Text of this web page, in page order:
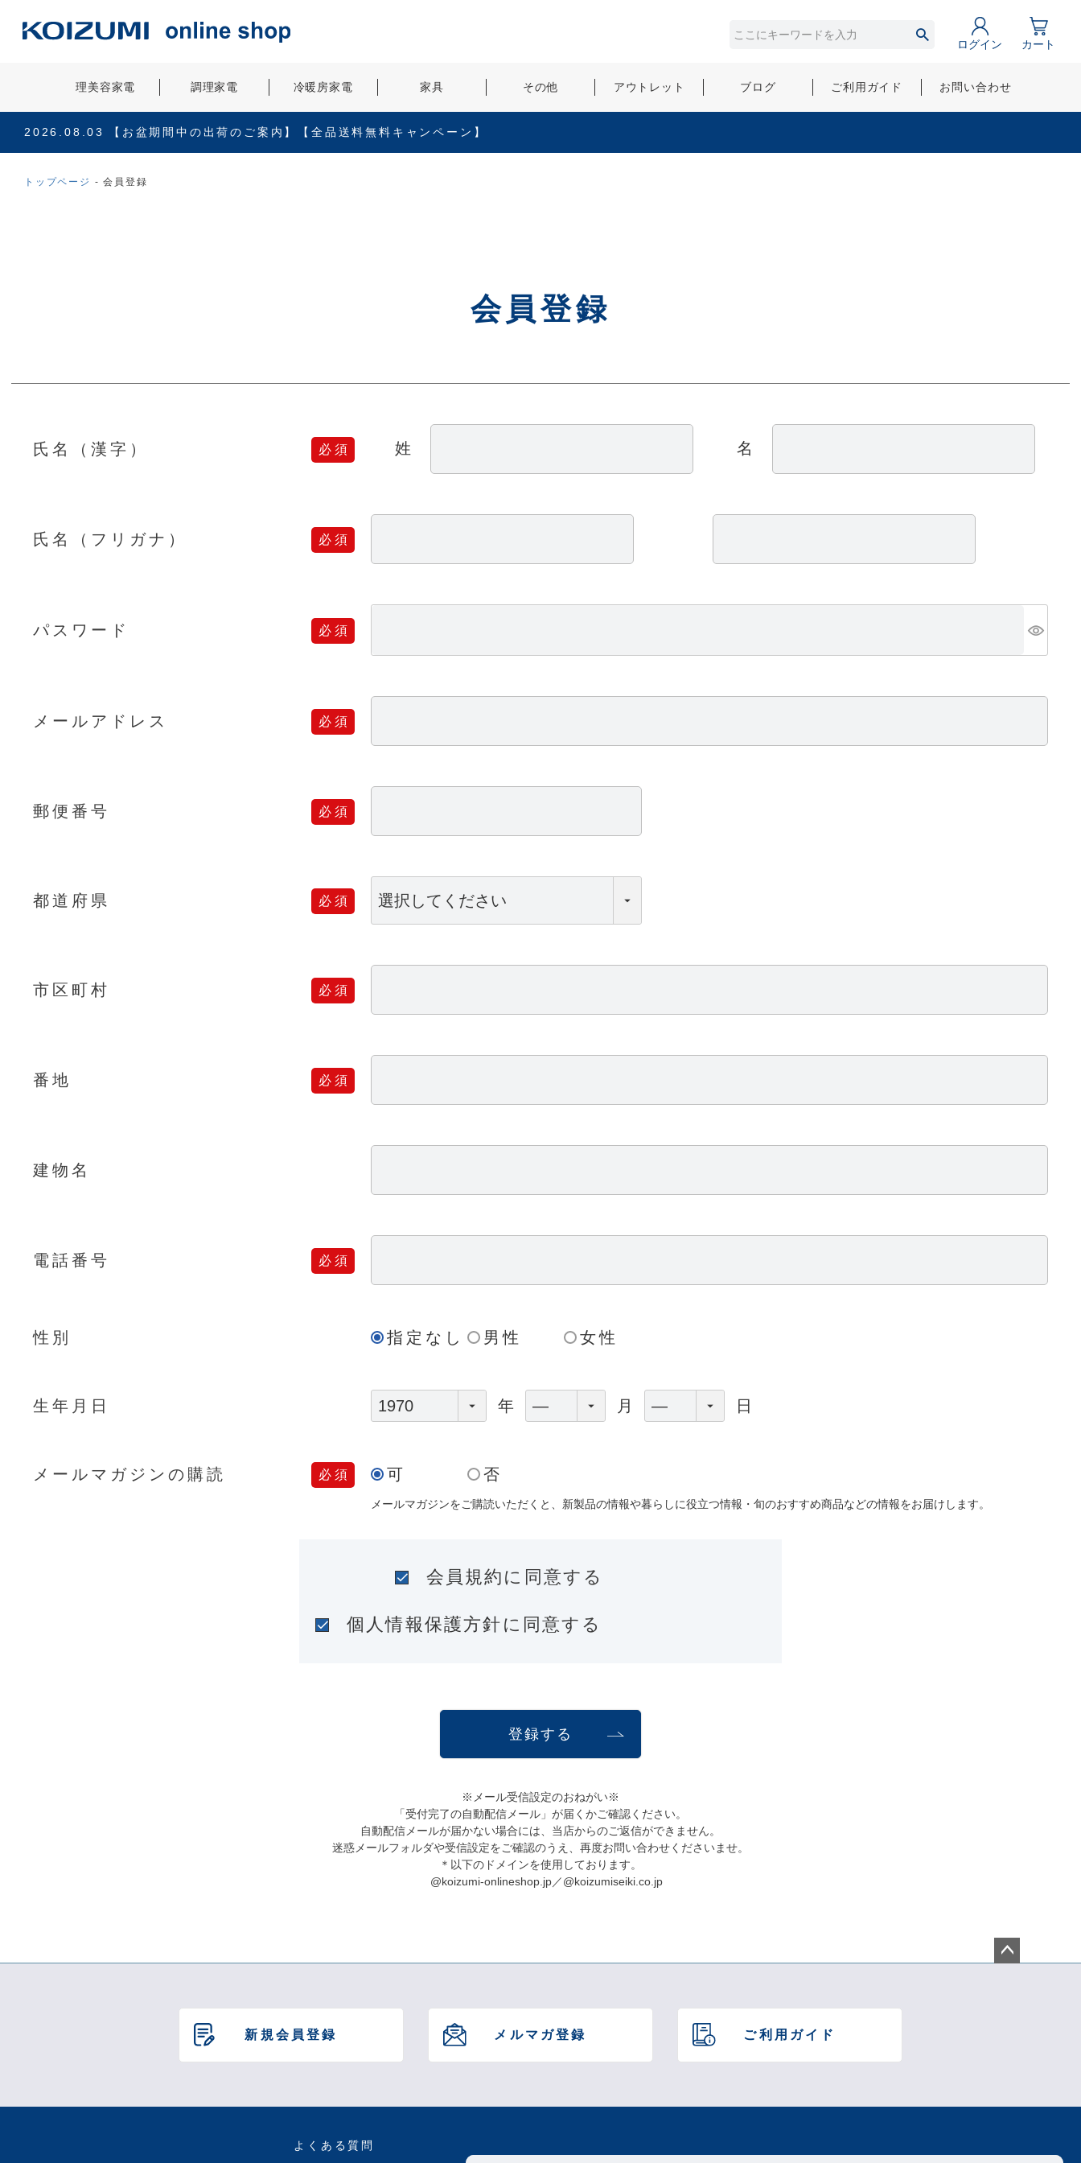
ログイン カート
理美容家電 調理家電 冷暖房家電 家具 その他 アウトレット ブログ ご利用ガイド お問い合わせ
2026.08.03 【お盆期間中の出荷のご案内】【全品送料無料キャンペーン】
トップページ 会員登録
会員登録
氏名（漢字）
氏名（フリガナ）
パスワード
メールアドレス
郵便番号
都道府県
市区町村
番地
建物名
電話番号
性別 指定なし 男性 女性
生年月日
メールマガジンの購読 可 否
メールマガジンをご購読いただくと、新製品の情報や暮らしに役立つ情報・旬のおすすめ商品などの情報をお届けします。
会員規約 に同意する
個人情報保護方針 に同意する
登録する
※メール受信設定のおねがい※
「受付完了の自動配信メール」が届くかご確認ください。
自動配信メールが届かない場合には、当店からのご返信ができません。
迷惑メールフォルダや受信設定をご確認のうえ、再度お問い合わせくださいませ。
＊以下のドメインを使用しております。
@koizumi-onlineshop.jp／@koizumiseiki.co.jp
新規会員登録 メルマガ登録 ご利用ガイド
よくある質問